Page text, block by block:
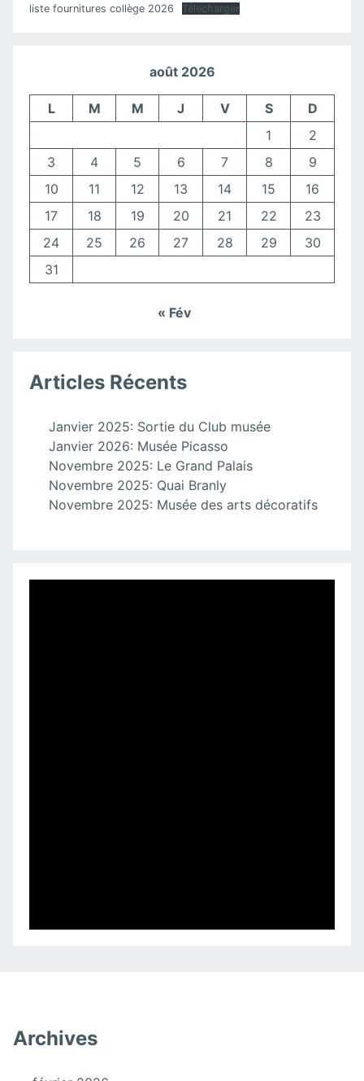
liste fournitures collège 2026 Télécharger
août 2026
L M M J V S
D
1
2
3
4 5 6 7 8
9
10
11 12 13 14 15
16
17
18 19 20 21 22
23
24
25 26 27 28 29
30
31
« Fév
Articles Récents
Janvier 2025: Sortie du Club musée
Janvier 2026: Musée Picasso
Novembre 2025: Le Grand Palais
Novembre 2025: Quai Branly
Novembre 2025: Musée des arts décoratifs
Archives